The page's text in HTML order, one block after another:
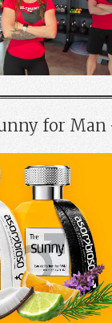
for Man